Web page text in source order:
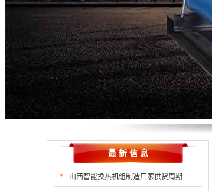
最 新 信 息
* 山西智能换热机组制造厂家供货周期